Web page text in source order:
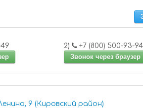
49
2)
+7 (800) 500-93-94
Звонок через браузер
9 (Кировский район)